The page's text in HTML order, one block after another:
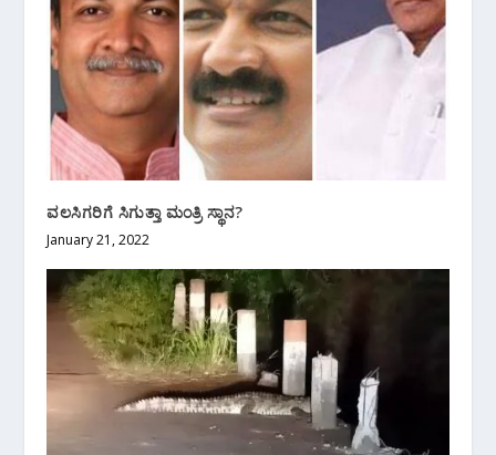
ವಲಸಿಗರಿಗೆ ಸಿಗುತ್ತಾ ಮಂತ್ರಿ ಸ್ಥಾನ?
January 21, 2022